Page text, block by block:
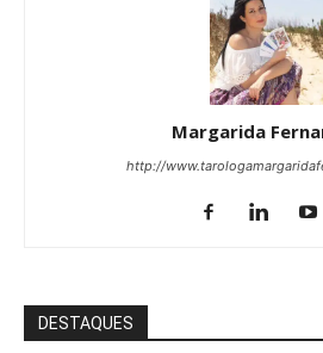
Margarida
http://
DESTAQUES